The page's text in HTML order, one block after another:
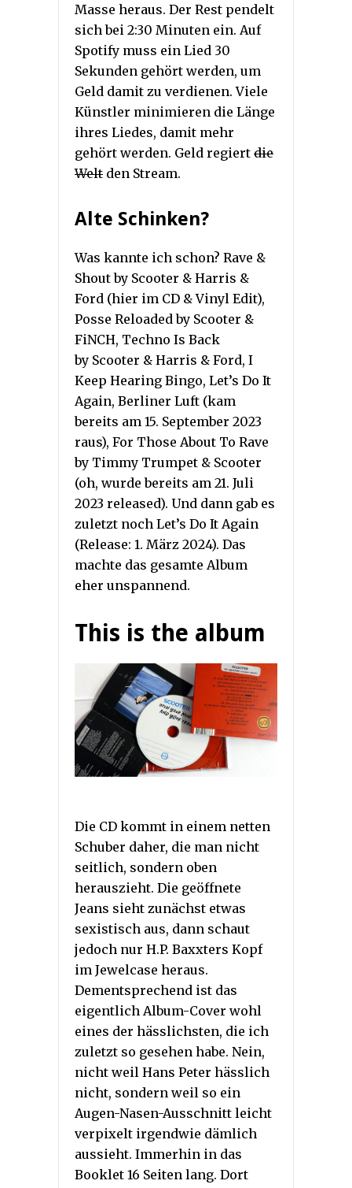
Masse heraus. Der Rest pendelt
sich bei 2:30 Minuten ein. Auf
Spotify muss ein Lied 30
Sekunden gehört werden, um
Geld damit zu verdienen. Viele
Künstler minimieren die Länge
ihres Liedes, damit mehr
gehört werden. Geld regiert die
Welt den Stream.
Alte Schinken?
Was kannte ich schon? Rave &
Shout by Scooter & Harris &
Ford (hier im CD & Vinyl Edit),
Posse Reloaded by Scooter &
FiNCH, Techno Is Back
by Scooter & Harris & Ford, I
Keep Hearing Bingo, Let’s Do It
Again, Berliner Luft (kam
bereits am 15. September 2023
raus), For Those About To Rave
by Timmy Trumpet & Scooter
(oh, wurde bereits am 21. Juli
2023 released). Und dann gab es
zuletzt noch Let’s Do It Again
(Release: 1. März 2024). Das
machte das gesamte Album
eher unspannend.
This is the album
Die CD kommt in einem netten
Schuber daher, die man nicht
seitlich, sondern oben
herauszieht. Die geöffnete
Jeans sieht zunächst etwas
sexistisch aus, dann schaut
jedoch nur H.P. Baxxters Kopf
im Jewelcase heraus.
Dementsprechend ist das
eigentlich Album-Cover wohl
eines der hässlichsten, die ich
zuletzt so gesehen habe. Nein,
nicht weil Hans Peter hässlich
nicht, sondern weil so ein
Augen-Nasen-Ausschnitt leicht
verpixelt irgendwie dämlich
aussieht. Immerhin in das
Booklet 16 Seiten lang. Dort